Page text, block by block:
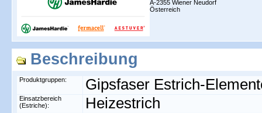
A-2355 Wiener Neudorf
Österreich
Beschreibung
Produktgruppen: Gipsfaser Estrich-
Einsatzbereich
(Estriche):
Heizestrich